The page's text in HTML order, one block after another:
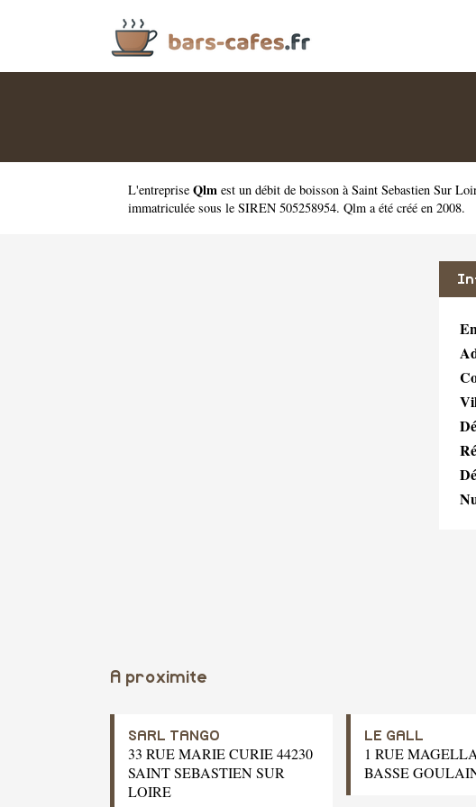
L'entreprise Qlm est un débit de boisson à Saint Sebastien Sur
immatriculée sous le SIREN 505258954. Qlm a été créé en 2008.
A proximite
SARL TANGO
33 RUE MARIE CURIE 44230
SAINT SEBASTIEN SUR
LOIRE
LE GALL
1 RUE
BASSE